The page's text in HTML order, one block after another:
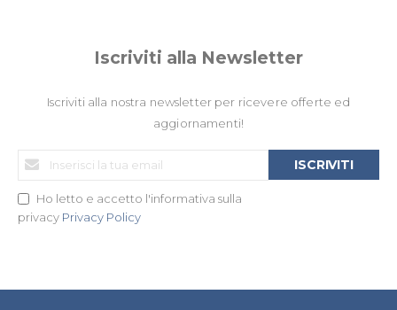
Iscriviti alla Newsletter
Iscriviti alla nostra newsletter per ricevere offerte ed
aggiornamenti!
Iscriviti
nostra
Ho letto e accetto l'informativa sulla
privacy Privacy Policy
ISCRIVITI